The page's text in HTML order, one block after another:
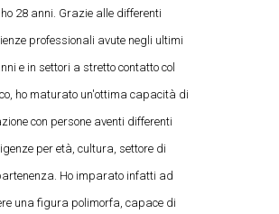
ho 28 anni. Grazie alle differenti
professionali avute negli ultimi
e in settori a stretto contatto col
ho maturato un'ottima capacità di
con persone aventi differenti
per età, cultura, settore di
Ho imparato infatti ad
una figura polimorfa, capace di